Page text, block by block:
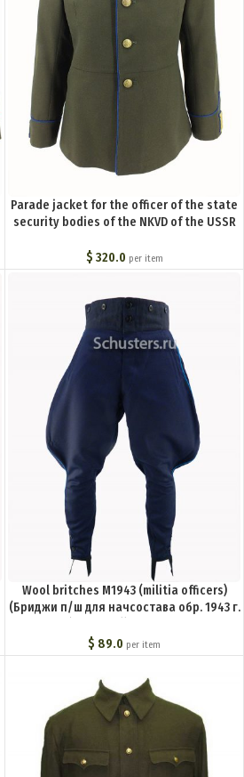
Parade jacket for the officer of the state
security bodies of the NKVD of the USSR
госбезопасности НКВД СССР обр. 43
года) M3-146-U
$ 320.0 per item
Wool britches M1943 (militia officers)
(Бриджи п/ш для начсостава обр. 1943 г.
$ 89.0 per item